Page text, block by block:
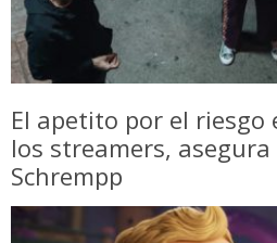
El apetito por el riesgo
los streamers, asegura
Schrempp